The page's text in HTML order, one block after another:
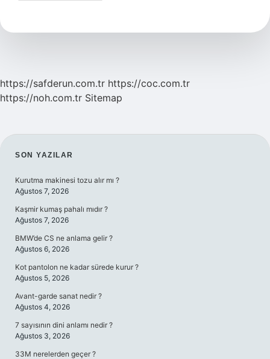
Var
https://safderun.com.tr https://coc.com.tr
https://noh.com.tr Sitemap
SIDEBAR
SON YAZILAR
Kurutma makinesi tozu alır mı ?
Ağustos 7, 2026
Kaşmir kumaş pahalı mıdır ?
Ağustos 7, 2026
BMW’de CS ne anlama gelir ?
Ağustos 6, 2026
Kot pantolon ne kadar sürede kurur ?
Ağustos 5, 2026
Avant-garde sanat nedir ?
Ağustos 4, 2026
7 sayısının dini anlamı nedir ?
Ağustos 3, 2026
33M nerelerden geçer ?